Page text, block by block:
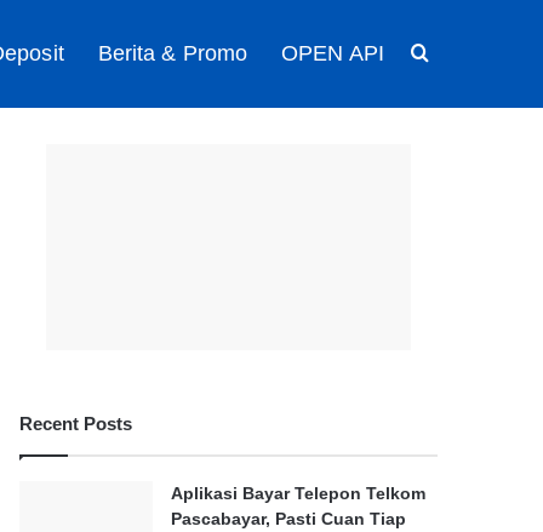
Berita & Promo OPEN API
Recent Posts
Aplikasi Bayar Telepon Telkom
Pascabayar, Pasti Cuan Tiap